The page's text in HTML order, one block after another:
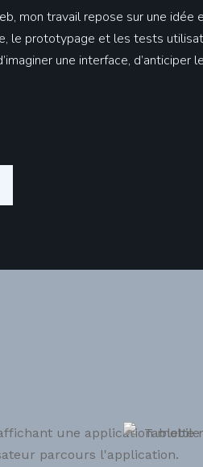
mon travail repose sur une
le prototypage et les tests
une interface,